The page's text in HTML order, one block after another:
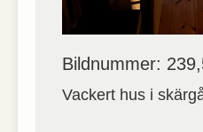
Bildnummer:
Vackert hus i